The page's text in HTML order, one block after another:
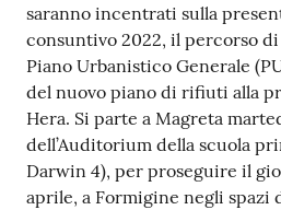
t
e
o
Tutti
gli
argomenti...
saranno incentrati sulla
consuntivo 2022, il percorso
Piano Urbanistico Generale
del nuovo piano di rifiuti alla
Hera. Si parte a Magreta
dell’Auditorium della scuola
Darwin 4), per proseguire il
aprile, a Formigine negli spazi